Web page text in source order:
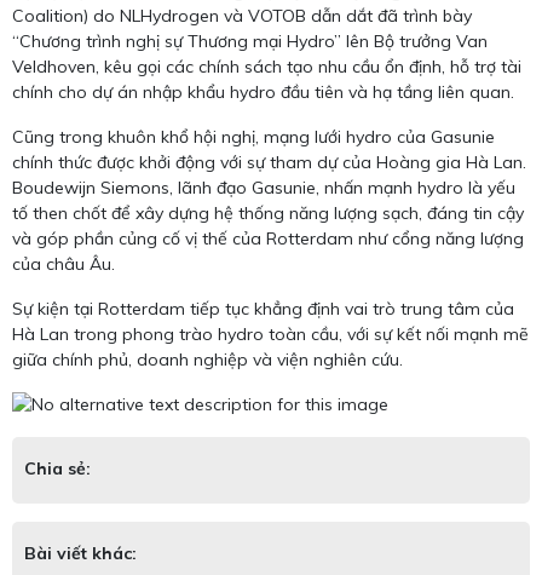
Coalition) do NLHydrogen và VOTOB dẫn dắt đã trình bày
“Chương trình nghị sự Thương mại Hydro” lên Bộ trưởng Van
Veldhoven, kêu gọi các chính sách tạo nhu cầu ổn định, hỗ trợ tài
chính cho dự án nhập khẩu hydro đầu tiên và hạ tầng liên quan.
Cũng trong khuôn khổ hội nghị, mạng lưới hydro của Gasunie
chính thức được khởi động với sự tham dự của Hoàng gia Hà Lan.
Boudewijn Siemons, lãnh đạo Gasunie, nhấn mạnh hydro là yếu
tố then chốt để xây dựng hệ thống năng lượng sạch, đáng tin cậy
và góp phần củng cố vị thế của Rotterdam như cổng năng lượng
của châu Âu.
Sự kiện tại Rotterdam tiếp tục khẳng định vai trò trung tâm của
Hà Lan trong phong trào hydro toàn cầu, với sự kết nối mạnh mẽ
giữa chính phủ, doanh nghiệp và viện nghiên cứu.
Chia sẻ:
Bài viết khác: